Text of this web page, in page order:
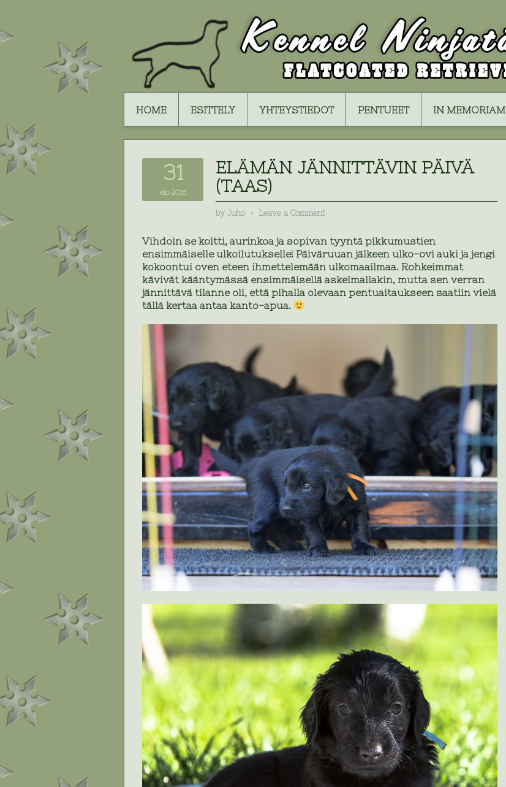
HOME ESITTELY YHTEYSTIEDOT PENTUEET IN MEMORIAM
31
elo 2016
ELÄMÄN JÄNNITTÄVIN PÄIVÄ
(TAAS)
by Juho ⋅ Leave a Comment
Vihdoin se koitti, aurinkoa ja sopivan tyyntä pikkumustien
ensimmäiselle ulkoilutukselle! Päiväruuan jälkeen ulko-ovi auki ja jengi
kokoontui oven eteen ihmettelemään ulkomaailmaa. Rohkeimmat
kävivät kääntymässä ensimmäisellä askelmallakin, mutta sen verran
jännittävä tilanne oli, että pihalla olevaan pentuaitaukseen saatiin vielä
tällä kertaa antaa kanto-apua.